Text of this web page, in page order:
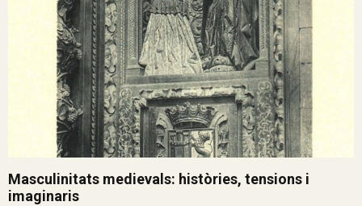
Masculinitats medievals: històries, tensions i
imaginaris